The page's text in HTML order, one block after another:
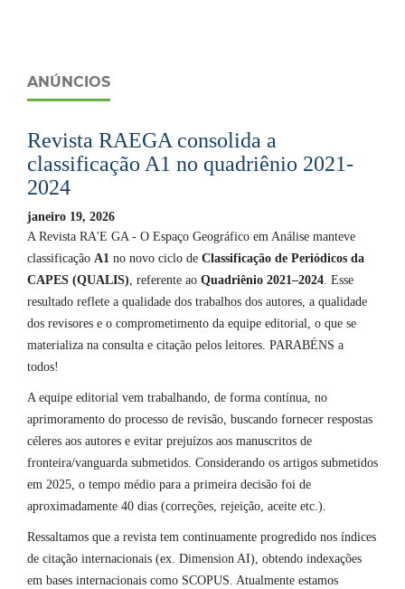
ANÚNCIOS
Revista RAEGA consolida a
classificação A1 no quadriênio 2021-
2024
janeiro 19, 2026
A Revista RA'E GA - O Espaço Geográfico em Análise manteve
classificação A1 no novo ciclo de Classificação de Periódicos da
CAPES (QUALIS), referente ao Quadriênio 2021–2024. Esse
resultado reflete a qualidade dos trabalhos dos autores, a qualidade
dos revisores e o comprometimento da equipe editorial, o que se
materializa na consulta e citação pelos leitores. PARABÉNS a
todos!
A equipe editorial vem trabalhando, de forma contínua, no
aprimoramento do processo de revisão, buscando fornecer respostas
céleres aos autores e evitar prejuízos aos manuscritos de
fronteira/vanguarda submetidos. Considerando os artigos submetidos
em 2025, o tempo médio para a primeira decisão foi de
aproximadamente 40 dias (correções, rejeição, aceite etc.).
Ressaltamos que a revista tem continuamente progredido nos índices
de citação internacionais (ex. Dimension AI), obtendo indexações
em bases internacionais como SCOPUS. Atualmente estamos